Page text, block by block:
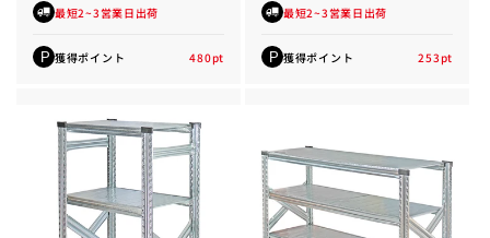
最短2~3営業日出荷
P 獲得ポイント 480pt
最短2~3営業日出荷
P 獲得ポイント 253pt